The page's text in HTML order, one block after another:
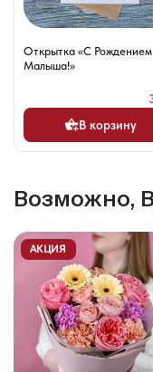
Открытка «С Рождением
Малыша!»
В корзину
Возможно,
АКЦИЯ